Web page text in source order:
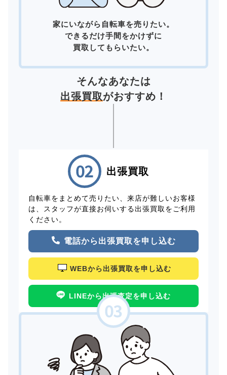
家にいながら自転車を売りたい。
できるだけ手間をかけずに
買取してもらいたい。
そんなあなたは
出張買取がおすすめ！
出張買取
自転車をまとめて売りたい、来店が難しいお客様
は、スタッフが直接お伺いする出張買取をご利用
ください。
電話から出張買取を申し込む
WEBから出張買取を申し込む
LINEから出張査定を申し込む